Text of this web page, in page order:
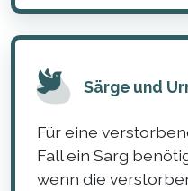
Särge und
Für eine
Fall ein Sarg
wenn die